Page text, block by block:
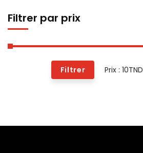
Filtrer par prix
Filtrer Prix :10TND